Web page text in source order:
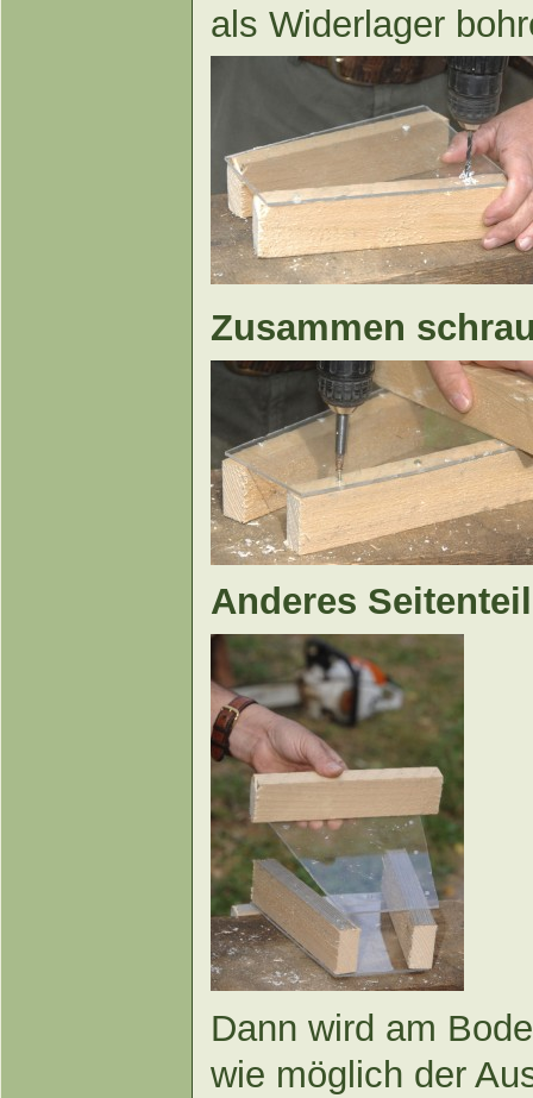
als Widerlager
Zusammen
Anderes Seitenteil
Dann wird am
wie möglich der